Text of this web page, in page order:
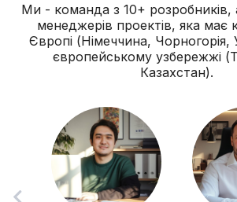
Ми - команда з 10+ розробників,
менеджерів проектів, яка має
Європі (Німеччина, Чорногорія,
європейському узбережжі
Казахстан).